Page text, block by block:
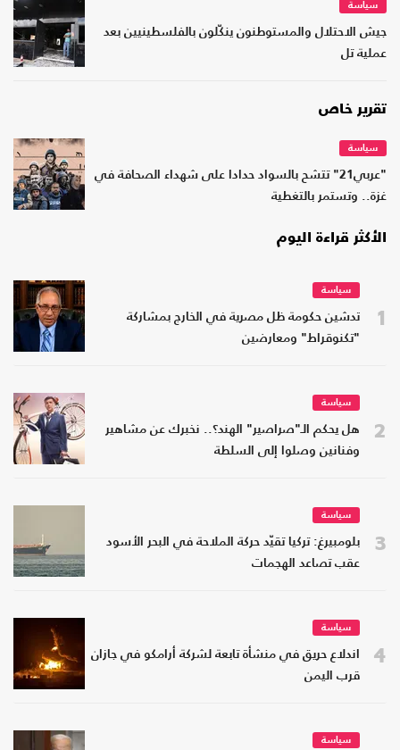
سياسة
جيش الاحتلال والمستوطنون ينكّلون بالفلسطينيين بعد
عملية تل
تقرير خاص
سياسة
"عربي21" تتشح بالسواد حدادا على شهداء الصحافة في
غزة.. وتستمر بالتغطية
الأكثر قراءة اليوم
1
سياسة
تدشين حكومة ظل مصرية في الخارج بمشاركة
"تكنوقراط" ومعارضين
2
سياسة
هل يحكم الـ"صراصير" الهند؟.. نخبرك عن مشاهير
وفنانين وصلوا إلى السلطة
3
سياسة
بلومبيرغ: تركيا تقيّد حركة الملاحة في البحر الأسود
عقب تصاعد الهجمات
4
سياسة
اندلاع حريق في منشأة تابعة لشركة أرامكو في جازان
قرب اليمن
سياسة